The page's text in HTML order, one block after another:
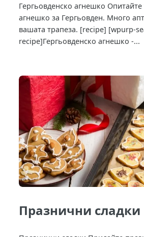
Гергьовденско агнешко
агнешко за Гергьовден. Много
вашата трапеза. [recipe] [wpurp-
recipe]Гергьовденско агнешко -...
Празнични сладки